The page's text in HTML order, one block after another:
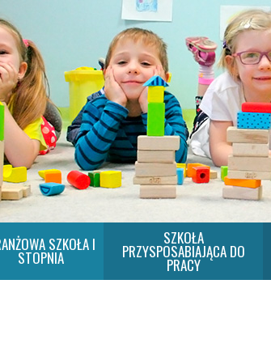
SZKOŁA I
STOPNIA
SZKOŁA
PRZYSPOSABIAJĄCA DO
PRACY